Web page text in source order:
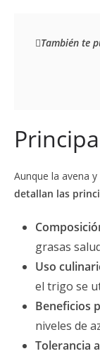
También te
Aunque la avena
detallan las
grasas
Uso
el trigo se
Beneficios
niveles de
Tolerancia